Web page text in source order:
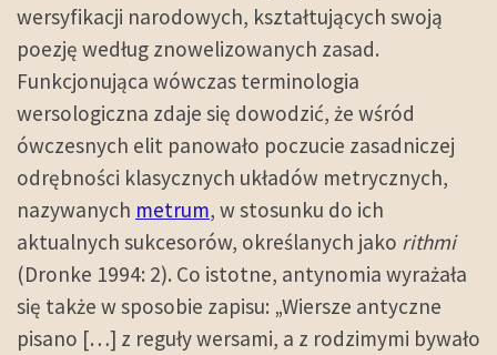
wersyfikacji narodowych, kształtujących swoją
poezję według znowelizowanych zasad.
Funkcjonująca wówczas terminologia
wersologiczna zdaje się dowodzić, że wśród
ówczesnych elit panowało poczucie zasadniczej
odrębności klasycznych układów metrycznych,
nazywanych metrum, w stosunku do ich
aktualnych sukcesorów, określanych jako rithmi
(Dronke 1994: 2). Co istotne, antynomia wyrażała
się także w sposobie zapisu: „Wiersze antyczne
pisano […] z reguły wersami, a z rodzimymi bywało